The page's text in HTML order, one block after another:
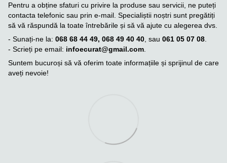
Pentru a obține sfaturi cu privire la produse sau servicii, ne puteți
contacta telefonic sau prin e-mail. Specialiștii noștri sunt pregătiți
să vă răspundă la toate întrebările și să vă ajute cu alegerea dvs.
- Sunați-ne la: 068 68 44 49, 068 49 40 40 , sau 061 05 07 08
- Scrieți pe email: infoecurat@gmail.com
Suntem bucuroși să vă oferim toate informațiile și sprijinul de care
aveți nevoie!